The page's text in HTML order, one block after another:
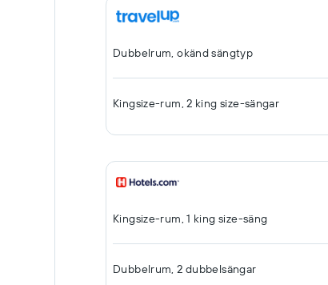
Dubbelrum, okänd sängtyp
Kingsize-rum, 2 king size-sängar
Kingsize-rum, 1 king size-säng
Dubbelrum, 2 dubbelsängar